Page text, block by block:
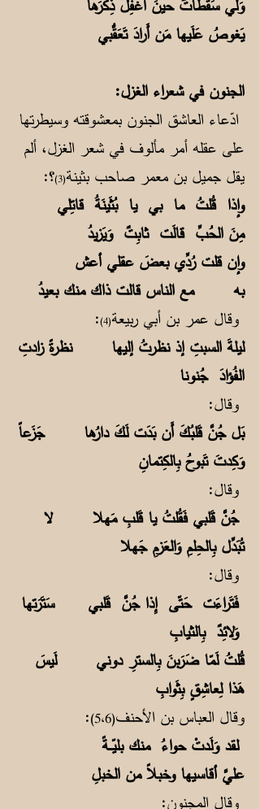
يَغوصُ عَلَيها مَن أَرادَ تَعَقُّبي
الجنون في شعراء الغزل:
ادّعاء العاشق الجنون بمعشوقته وسيطرتها
على عقله أمر مألوف في شعر الغزل، ألم
يقل جميل بن معمر صاحب بثينة(3) ؟:
وإذا قُلتُ ما بي يا بُثَينَةُ قاتِلي
مِنَ الحُبِّ قالَت ثابِتٌ وَيَزيدُ
وإن قلت رُدِّي بعضَ عقلي أعش
به مع الناس قالت ذاك منك بعيدُ
وقال عمر بن أبي ربيعة(4)
:
ليلةَ السبتِ إذ نظرتُ إليها نظرةً زادتِ
الفُؤادَ جُنونا
وقال:
بَل جُنَّ قَلبُكَ أَن بَدَت لَكَ دارُها جَزَعاً
وَكِدتَ تَبوحُ بِالكِتمانِ
وقال:
جُنَّ قَلبي فَقُلتُ يا قَلبِ مَهلا لا
تُبَدِّل بِالحِلمِ وَالعَزمِ جَهلا
وقال:
فَتَراءَت حَتّى إِذا جُنَّ قَلبي سَتَرَتها
وَلائِدٌ بِالثيابِ
قُلتُ لَمّا ضَرَبنَ بِالسترِ دوني لَيسَ
هَذا لِعاشِقٍ بِثَوابِ
وقال العباس بن الأحنف(5،6)
:
لقد وَلَدتْ حواءُ منك بليّــةً
عليَّ أقاسيها وخبلاً من الخبلِ
وقال المجنون: